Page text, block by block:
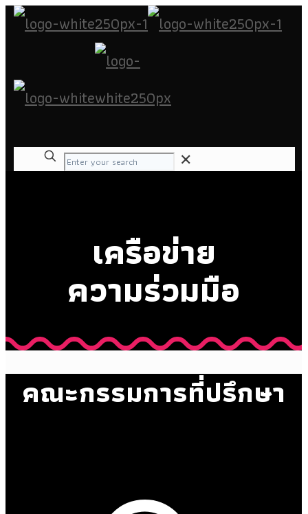
✕
เครือข่าย
ความร่วมมือ
คณะกรรมการที่ปรึกษา